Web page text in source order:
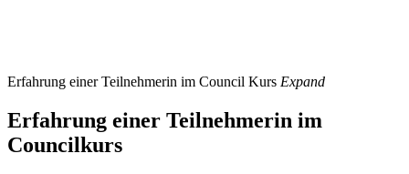
Erfahrung einer Teilnehmerin im Council Kurs Expand
Erfahrung einer Teilnehmerin im
Councilkurs